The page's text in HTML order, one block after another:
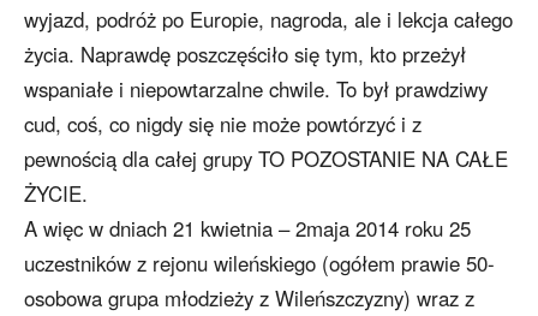
wyjazd, podróż po Europie, nagroda, ale i lekcja całego
życia. Naprawdę poszczęściło się tym, kto przeżył
wspaniałe i niepowtarzalne chwile. To był prawdziwy
cud, coś, co nigdy się nie może powtórzyć i z
pewnością dla całej grupy TO POZOSTANIE NA CAŁE
ŻYCIE.
A więc w dniach 21 kwietnia – 2maja 2014 roku 25
uczestników z rejonu wileńskiego (ogółem prawie 50-
osobowa grupa młodzieży z Wileńszczyzny) wraz z